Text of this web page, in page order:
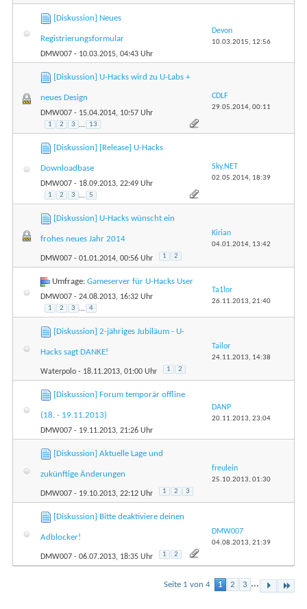
[Diskussion] Neues
Registrierungsformular
DMW007 - 10.03.2015, 04:43 Uhr
Devon
10.03.2015, 12:56
[Diskussion] U-Hacks wird zu U-Labs +
neues Design
DMW007 - 15.04.2014, 10:57 Uhr
1 2 3 ... 13
CDLF
29.05.2014, 00:11
[Diskussion] [Release] U-Hacks
Downloadbase
DMW007 - 18.09.2013, 22:49 Uhr
1 2 3 ... 5
Sky.NET
02.05.2014, 18:39
[Diskussion] U-Hacks wünscht ein
frohes neues Jahr 2014
DMW007 - 01.01.2014, 00:56 Uhr 1 2
Kirian
04.01.2014, 13:42
Umfrage: Gameserver für U-Hacks User
DMW007 - 24.08.2013, 16:32 Uhr
1 2 3 ... 4
Ta1lor
26.11.2013, 21:40
[Diskussion] 2-jähriges Jubiläum - U-
Hacks sagt DANKE!
Waterpolo - 18.11.2013, 01:00 Uhr 1 2
Tailor
24.11.2013, 14:38
[Diskussion] Forum temporär offline
(18. - 19.11.2013)
DMW007 - 19.11.2013, 21:26 Uhr
DANP
20.11.2013, 23:04
[Diskussion] Aktuelle Lage und
zukünftige Änderungen
DMW007 - 19.10.2013, 22:12 Uhr 1 2 3
freulein
25.10.2013, 01:30
[Diskussion] Bitte deaktiviere deinen
Adblocker!
DMW007 - 06.07.2013, 18:35 Uhr 1 2
DMW007
04.08.2013, 21:39
Seite 1 von 4 1 2 3 ...